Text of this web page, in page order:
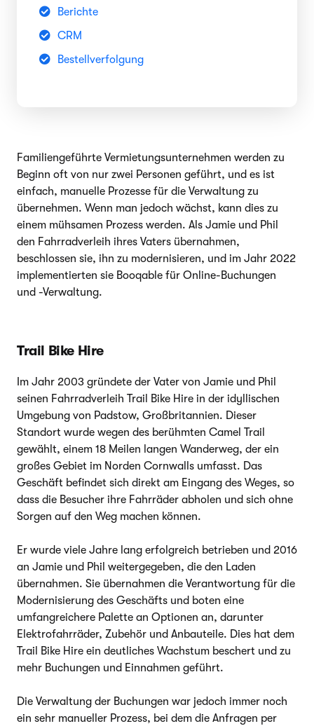
Berichte
CRM
Bestellverfolgung
Familiengeführte Vermietungsunternehmen werden zu
Beginn oft von nur zwei Personen geführt, und es ist
einfach, manuelle Prozesse für die Verwaltung zu
übernehmen. Wenn man jedoch wächst, kann dies zu
einem mühsamen Prozess werden. Als Jamie und Phil
den Fahrradverleih ihres Vaters übernahmen,
beschlossen sie, ihn zu modernisieren, und im Jahr 2022
implementierten sie Booqable für Online-Buchungen
und -Verwaltung.
Trail Bike Hire
Im Jahr 2003 gründete der Vater von Jamie und Phil
seinen Fahrradverleih Trail Bike Hire in der idyllischen
Umgebung von Padstow, Großbritannien. Dieser
Standort wurde wegen des berühmten Camel Trail
gewählt, einem 18 Meilen langen Wanderweg, der ein
großes Gebiet im Norden Cornwalls umfasst. Das
Geschäft befindet sich direkt am Eingang des Weges, so
dass die Besucher ihre Fahrräder abholen und sich ohne
Sorgen auf den Weg machen können.
Er wurde viele Jahre lang erfolgreich betrieben und 2016
an Jamie und Phil weitergegeben, die den Laden
übernahmen. Sie übernahmen die Verantwortung für die
Modernisierung des Geschäfts und boten eine
umfangreichere Palette an Optionen an, darunter
Elektrofahrräder, Zubehör und Anbauteile. Dies hat dem
Trail Bike Hire ein deutliches Wachstum beschert und zu
mehr Buchungen und Einnahmen geführt.
Die Verwaltung der Buchungen war jedoch immer noch
ein sehr manueller Prozess, bei dem die Anfragen per